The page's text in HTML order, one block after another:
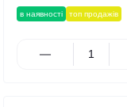
в наявності топ продажів